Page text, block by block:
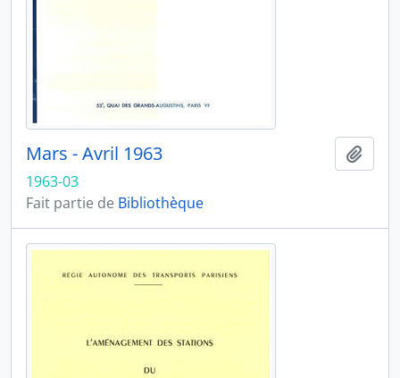
Mars - Avril 1963
1963-03
Fait partie de Bibliothèque